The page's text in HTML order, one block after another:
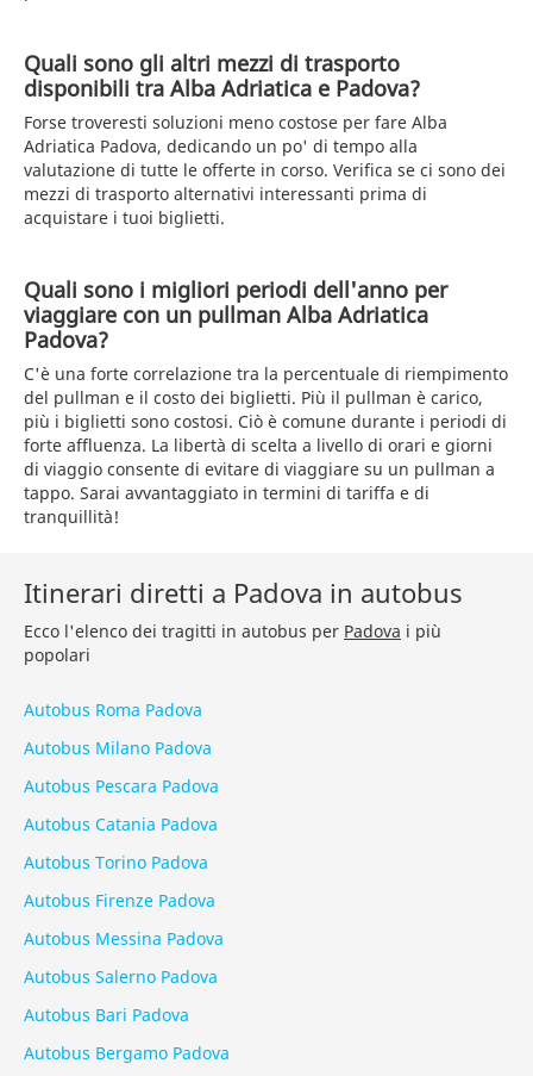
Quali sono gli altri mezzi di trasporto
disponibili tra Alba Adriatica e Padova?
Forse troveresti soluzioni meno costose per fare Alba
Adriatica Padova, dedicando un po' di tempo alla
valutazione di tutte le offerte in corso. Verifica se ci sono dei
mezzi di trasporto alternativi interessanti prima di
acquistare i tuoi biglietti.
Quali sono i migliori periodi dell'anno per
viaggiare con un pullman Alba Adriatica
Padova?
C'è una forte correlazione tra la percentuale di riempimento
del pullman e il costo dei biglietti. Più il pullman è carico,
più i biglietti sono costosi. Ciò è comune durante i periodi di
forte affluenza. La libertà di scelta a livello di orari e giorni
di viaggio consente di evitare di viaggiare su un pullman a
tappo. Sarai avvantaggiato in termini di tariffa e di
tranquillità!
Itinerari diretti a Padova in autobus
Ecco l'elenco dei tragitti in autobus per Padova i più
popolari
Autobus Roma Padova
Autobus Milano Padova
Autobus Pescara Padova
Autobus Catania Padova
Autobus Torino Padova
Autobus Firenze Padova
Autobus Messina Padova
Autobus Salerno Padova
Autobus Bari Padova
Autobus Bergamo Padova